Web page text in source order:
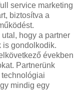
service marketing
biztosítva a
hogy a partner
is gondolkodik.
években
Partnerünk
mindig egy